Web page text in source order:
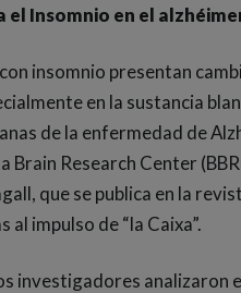
el Insomnio en el
insomnio presentan
en la sustancia
de la enfermedad de
Brain Research Center
que se publica en la
al impulso de “la Caixa”.
investigadores analizaron